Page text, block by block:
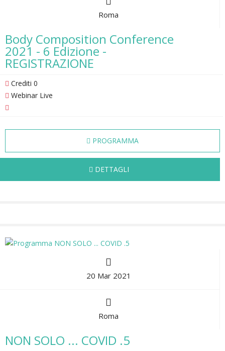
Roma
Body Composition Conference
2021 - 6 Edizione -
REGISTRAZIONE
Crediti 0
Webinar Live
PROGRAMMA
DETTAGLI
20 Mar 2021
Roma
NON SOLO ... COVID .5